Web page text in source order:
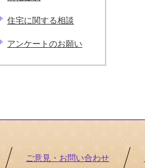
住宅に関する相談
アンケートのお願い
ご意見・お問い合わせ